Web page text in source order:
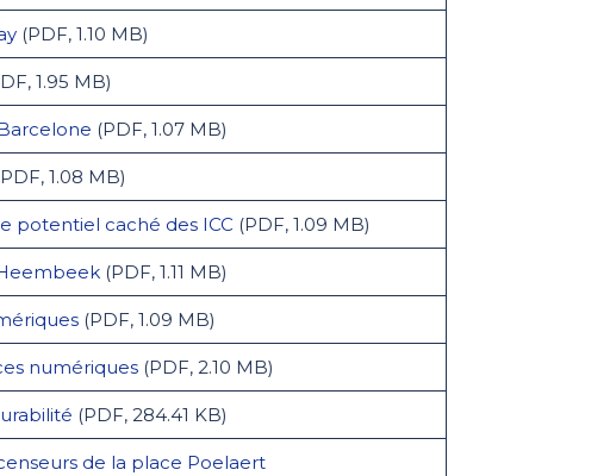
(PDF, 1.10 MB)
1.95 MB)
(PDF, 1.07 MB)
1.08 MB)
potentiel caché des ICC (PDF, 1.09 MB)
(PDF, 1.11 MB)
(PDF, 1.09 MB)
numériques (PDF, 2.10 MB)
(PDF, 284.41 KB)
de la place Poelaert